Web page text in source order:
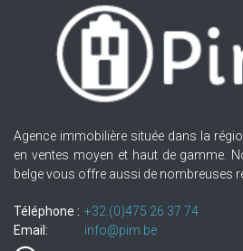
Agence immobilière située dans la
en ventes moyen et haut de gamme.
belge vous offre aussi de nombreuses
Téléphone : +32.(0)475 26 37 74
Email:
info@pim.be